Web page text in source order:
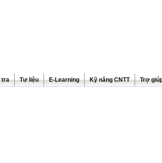
tra Tư liệu E-Learning Kỹ năng CNTT Trợ